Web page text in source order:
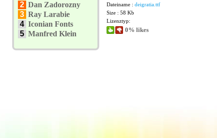
2 Dan Zadorozny
3 Ray Larabie
4 Iconian Fonts
5 Manfred Klein
Dateiname : deigratia.ttf
Size : 58 Kb
Lizenztyp:
0% likes